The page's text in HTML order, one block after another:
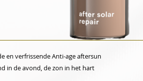
en verfrissende Anti-age aftersun
in de avond, de zon in het hart